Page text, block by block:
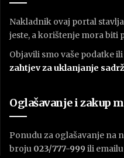
Nakladnik ovaj portal
jeste, a korištenje mora biti
Objavili smo vaše podatke
zahtjev za uklanjanje
Oglašavanje i zakup
Ponudu za oglašavanje na
broju 023/777-999 ili emailu